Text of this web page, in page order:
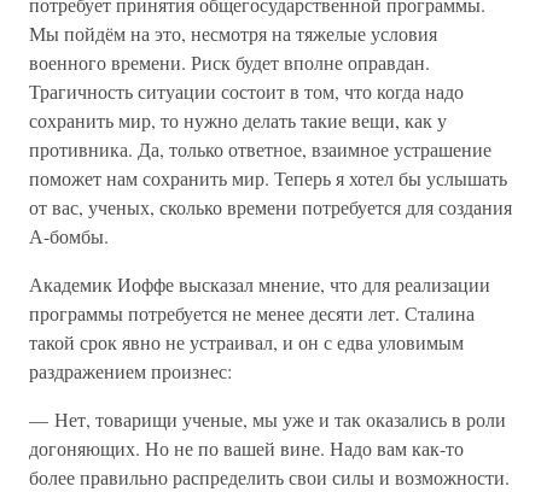
Мы пойдём на это, несмотря на тяжелые условия
военного времени. Риск будет вполне оправдан.
Трагичность ситуации состоит в том, что когда надо
сохранить мир, то нужно делать такие вещи, как у
противника. Да, только ответное, взаимное устрашение
поможет нам сохранить мир. Теперь я хотел бы услышать
от вас, ученых, сколько времени потребуется для создания
А-бомбы.
Академик Иоффе высказал мнение, что для реализации
программы потребуется не менее десяти лет. Сталина
такой срок явно не устраивал, и он с едва уловимым
раздражением произнес:
— Нет, товарищи ученые, мы уже и так оказались в роли
догоняющих. Но не по вашей вине. Надо вам как-то
более правильно распределить свои силы и возможности.